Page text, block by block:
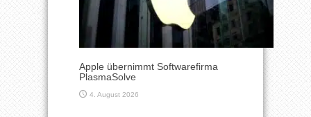
Apple übernimmt Softwarefirma
PlasmaSolve
4. August 2026